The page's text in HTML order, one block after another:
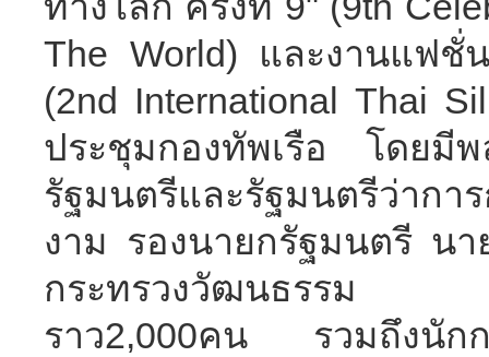
The World) และงานแฟชั่
(2nd International Thai
ประชุมกองทัพเรือ โดยมี
รัฐมนตรีและรัฐมนตรีว่ากา
งาม รองนายกรัฐมนตรี น
กระทรวงวัฒนธรรม พ
ราว2,000คน รวมถึงนัก